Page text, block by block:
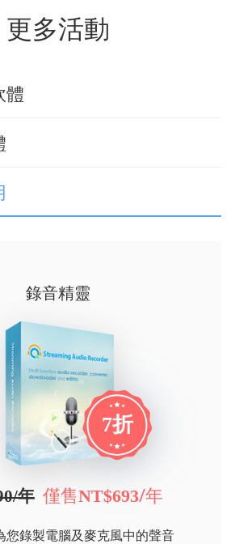
更多活動
體
錄音精靈
7折
年 僅售NT$693/年
您錄製電腦及麥克風中的聲音